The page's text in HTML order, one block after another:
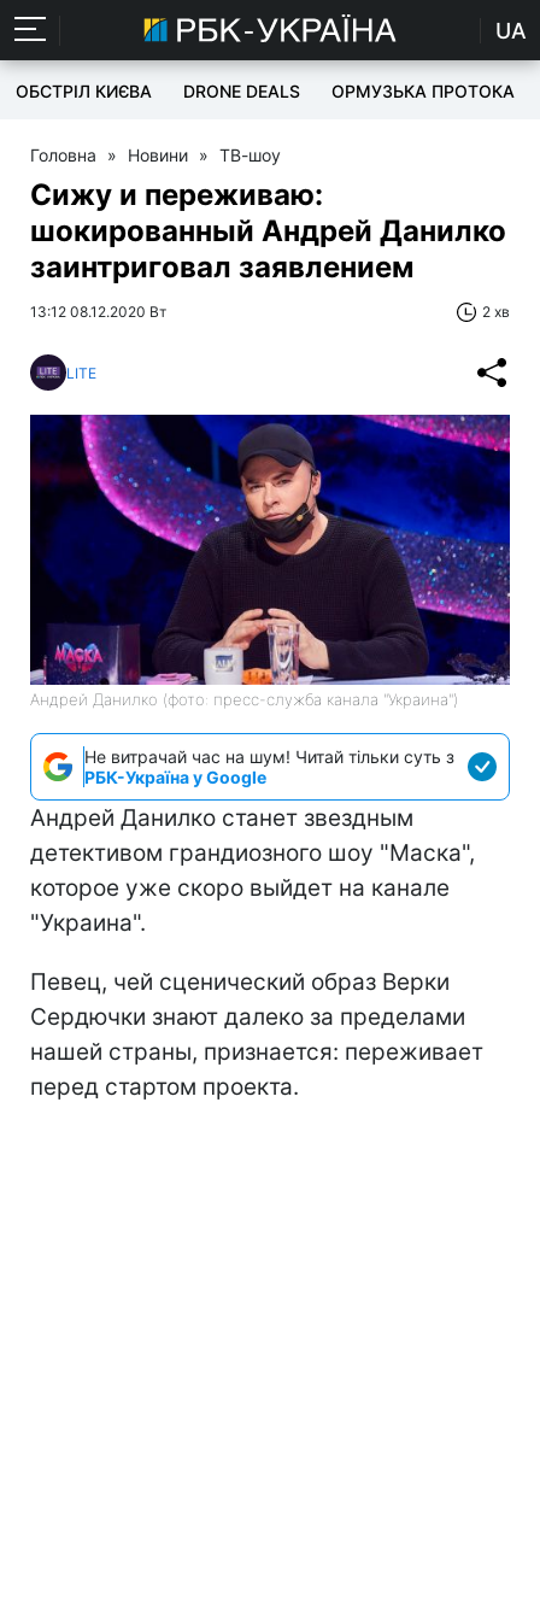
UA
ОБСТРІЛ КИЄВА DRONE DEALS ОРМУЗЬКА ПРОТОКА
Головна » Новини » ТВ-шоу
Сижу и переживаю:
шокированный Андрей Данилко
заинтриговал заявлением
13:12 08.12.2020 Вт 2 хв
LITE
Андрей Данилко (фото: пресс-служба канала "Украина")
Не витрачай час на шум! Читай тільки суть з
РБК-Україна у Google
Андрей Данилко станет звездным
детективом грандиозного шоу "Маска",
которое уже скоро выйдет на канале
"Украина".
Певец, чей сценический образ Верки
Сердючки знают далеко за пределами
нашей страны, признается: переживает
перед стартом проекта.